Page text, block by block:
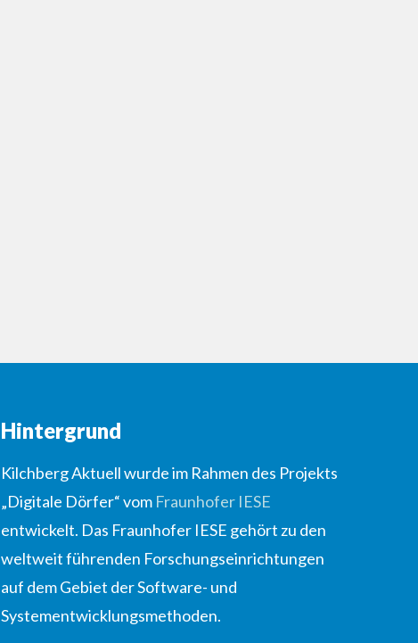
Hintergrund
Kilchberg Aktuell wurde im Rahmen des Projekts
„Digitale Dörfer“ vom Fraunhofer IESE
entwickelt. Das Fraunhofer IESE gehört zu den
weltweit führenden Forschungseinrichtungen
auf dem Gebiet der Software- und
Systementwicklungsmethoden.